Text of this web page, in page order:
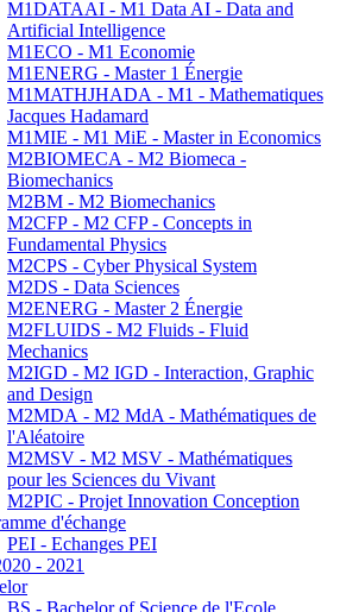
M1DATAAI - M1 Data AI - Data and
Artificial Intelligence
M1ECO - M1 Economie
M1ENERG - Master 1 Énergie
M1MATHJHADA - M1 - Mathematiques
Jacques Hadamard
M1MIE - M1 MiE - Master in Economics
M2BIOMECA - M2 Biomeca -
Biomechanics
M2BM - M2 Biomechanics
M2CFP - M2 CFP - Concepts in
Fundamental Physics
M2CPS - Cyber Physical System
M2DS - Data Sciences
M2ENERG - Master 2 Énergie
M2FLUIDS - M2 Fluids - Fluid
Mechanics
M2IGD - M2 IGD - Interaction, Graphic
and Design
M2MDA - M2 MdA - Mathématiques de
l'Aléatoire
M2MSV - M2 MSV - Mathématiques
pour les Sciences du Vivant
M2PIC - Projet Innovation Conception
d'échange
PEI - Echanges PEI
- 2021
BS - Bachelor of Science de l'Ecole